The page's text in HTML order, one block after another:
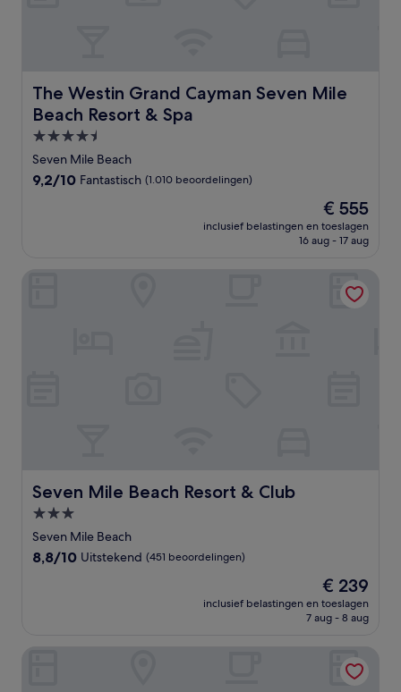
The Westin Grand Cayman Seven Mile
Beach Resort & Spa
The Westin Grand Cayman Seven Mile Beach Resort &
4.5-
sterrenaccommodatie
Seven Mile Beach
9.2
9,2/10 Fantastisch (1.010 beoordelingen)
De
prijs
is
€ 555
inclusief belastingen en toeslagen
16 aug - 17 aug
Seven Mile Beach Resort & Club
Seven Mile Beach Resort & Club
3.0-
sterrenaccommodatie
Seven Mile Beach
8.8
8,8/10 Uitstekend (451 beoordelingen)
De
prijs
is
€ 239
inclusief belastingen en toeslagen
7 aug - 8 aug